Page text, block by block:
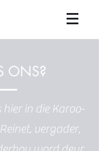
ONS?
in die Karoo-
vergader,